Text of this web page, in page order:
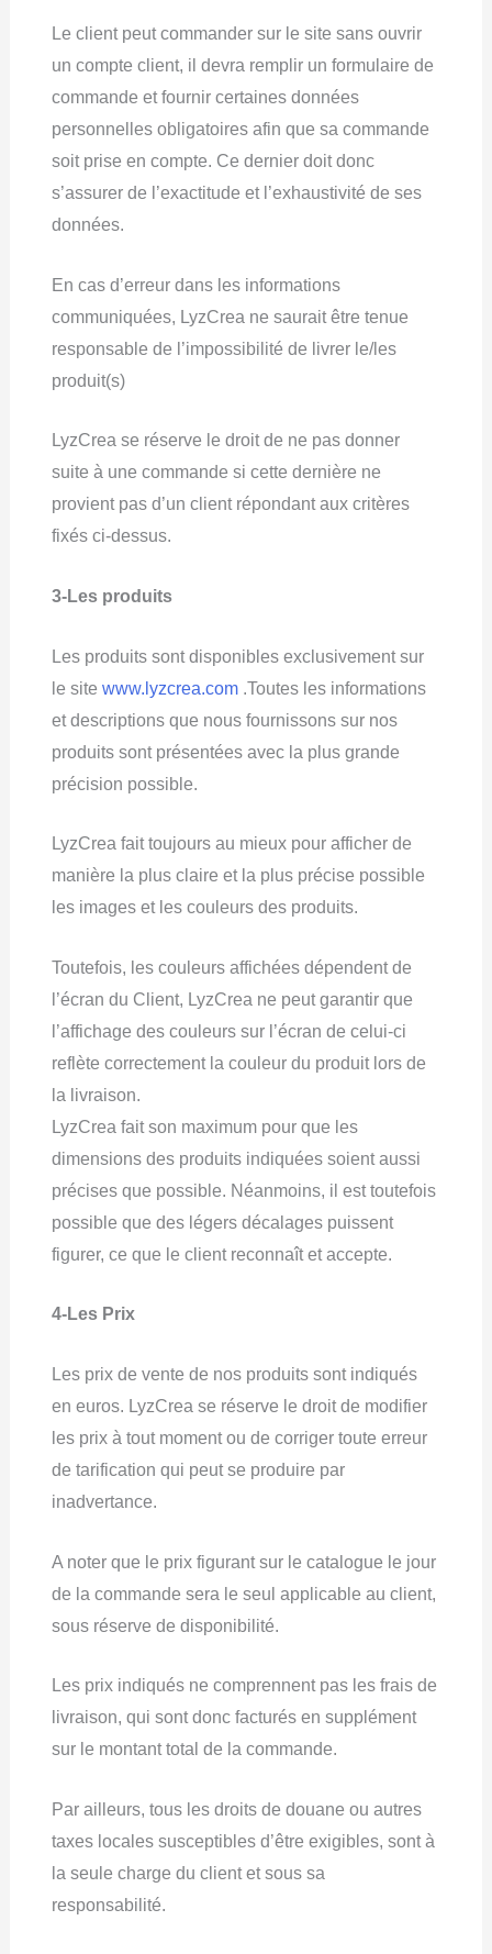
Le client peut commander sur le site sans ouvrir
un compte client, il devra remplir un formulaire de
commande et fournir certaines données
personnelles obligatoires afin que sa commande
soit prise en compte. Ce dernier doit donc
s’assurer de l’exactitude et l’exhaustivité de ses
données.
En cas d’erreur dans les informations
communiquées, LyzCrea ne saurait être tenue
responsable de l’impossibilité de livrer le/les
produit(s)
LyzCrea se réserve le droit de ne pas donner
suite à une commande si cette dernière ne
provient pas d’un client répondant aux critères
fixés ci-dessus.
3-Les produits
Les produits sont disponibles exclusivement sur
le sitewww.lyzcrea.com .Toutes les informations
et descriptions que nous fournissons sur nos
produits sont présentées avec la plus grande
précision possible.
LyzCrea fait toujours au mieux pour afficher de
manière la plus claire et la plus précise possible
les images et les couleurs des produits.
Toutefois, les couleurs affichées dépendent de
l’écran du Client, LyzCrea ne peut garantir que
l’affichage des couleurs sur l’écran de celui-ci
reflète correctement la couleur du produit lors de
la livraison.
LyzCrea fait son maximum pour que les
dimensions des produits indiquées soient aussi
précises que possible. Néanmoins, il est toutefois
possible que des légers décalages puissent
figurer, ce que le client reconnaît et accepte.
4-Les Prix
Les prix de vente de nos produits sont indiqués
en euros. LyzCrea se réserve le droit de modifier
les prix à tout moment ou de corriger toute erreur
de tarification qui peut se produire par
inadvertance.
A noter que le prix figurant sur le catalogue le jour
de la commande sera le seul applicable au client,
sous réserve de disponibilité.
Les prix indiqués ne comprennent pas les frais de
livraison, qui sont donc facturés en supplément
sur le montant total de la commande.
Par ailleurs, tous les droits de douane ou autres
taxes locales susceptibles d’être exigibles, sont à
la seule charge du client et sous sa
responsabilité.